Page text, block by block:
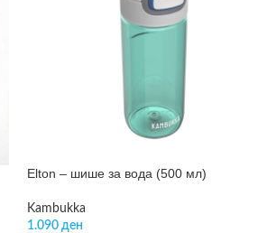
Elton – шише за вода (500 мл)
Kambukka
1.090 ден